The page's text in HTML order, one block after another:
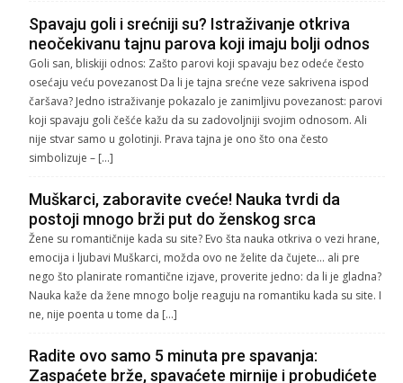
Spavaju goli i srećniji su? Istraživanje otkriva
neočekivanu tajnu parova koji imaju bolji odnos
Goli san, bliskiji odnos: Zašto parovi koji spavaju bez odeće često
osećaju veću povezanost Da li je tajna srećne veze sakrivena ispod
čaršava? Jedno istraživanje pokazalo je zanimljivu povezanost: parovi
koji spavaju goli češće kažu da su zadovoljniji svojim odnosom. Ali
nije stvar samo u golotinji. Prava tajna je ono što ona često
simbolizuje – […]
Muškarci, zaboravite cveće! Nauka tvrdi da
postoji mnogo brži put do ženskog srca
Žene su romantičnije kada su site? Evo šta nauka otkriva o vezi hrane,
emocija i ljubavi Muškarci, možda ovo ne želite da čujete… ali pre
nego što planirate romantične izjave, proverite jedno: da li je gladna?
Nauka kaže da žene mnogo bolje reaguju na romantiku kada su site. I
ne, nije poenta u tome da […]
Radite ovo samo 5 minuta pre spavanja:
Zaspaćete brže, spavaćete mirnije i probudićete